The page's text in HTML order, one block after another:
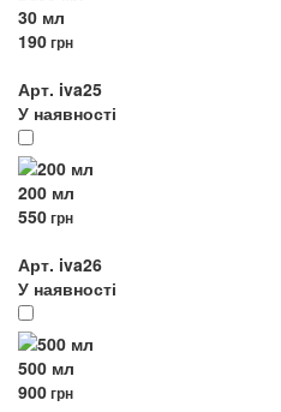
30 мл
190грн
Арт. iva25
У наявності
200 мл
550грн
Арт. iva26
У наявності
500 мл
900грн